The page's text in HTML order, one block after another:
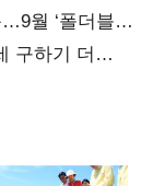
…9월 ‘폴더블
구하기 더